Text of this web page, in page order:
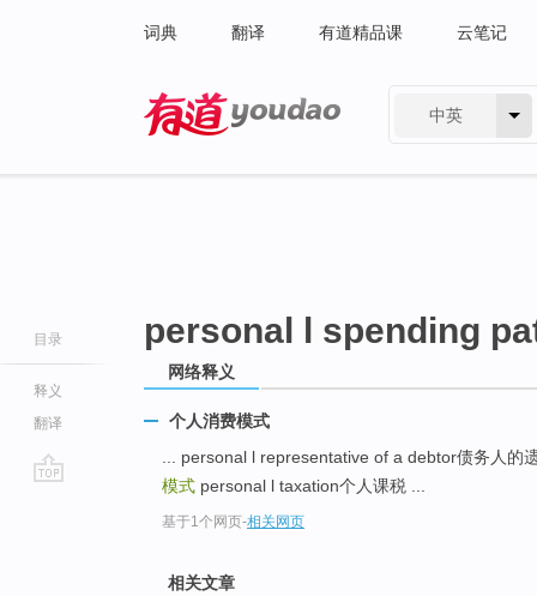
词典 翻译 有道精品课 云笔记
中英
目录
释义
翻译
personal l spending
网络释义
个人消费模式
... personal l representative of a debtor债务人的
模式 personal l taxation个人课税 ...
基于1个网页-相关网页
相关文章